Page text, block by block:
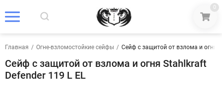
0
Главная / Огне-взломостойкие сейфы / Сейф с защитой от взлома и огня
Сейф с защитой от взлома и огня Stahlkraft
Defender 119 L EL